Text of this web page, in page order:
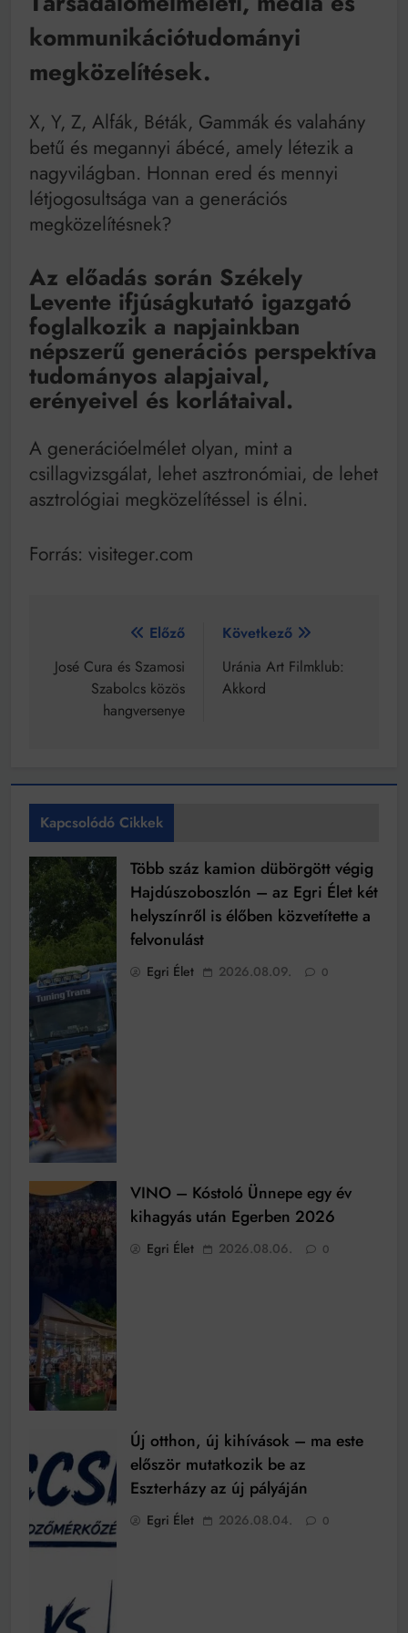
Mindenki a világot akarja uralni – de nem csak a 80-
Bitumenes lapostetők: a bevált technológia akkor
működik, ha jól van felújítva
kommunikációtudományi
megközelítések.
X, Y, Z, Alfák, Béták, Gammák és valahány
betű és megannyi ábécé, amely létezik a
nagyvilágban. Honnan ered és mennyi
létjogosultsága van a generációs
megközelítésnek?
Az előadás során Székely
Levente ifjúságkutató igazgató
foglalkozik a napjainkban
népszerű generációs perspektíva
tudományos alapjaival,
erényeivel és korlátaival.
A generációelmélet olyan, mint a
csillagvizsgálat, lehet asztronómiai, de lehet
asztrológiai megközelítéssel is élni.
Forrás: visiteger.com
Bejegyzés
navigáció
Előző
José Cura és Szamosi
Szabolcs közös
hangversenye
Következő
Uránia Art Filmklub:
Akkord
Kapcsolódó Cikkek
Több száz kamion dübörgött végig
Hajdúszoboszlón – az Egri Élet két
helyszínről is élőben közvetítette a
felvonulást
Egri Élet 2026.08.09. 0
VINO – Kóstoló Ünnepe egy év
kihagyás után Egerben 2026
Egri Élet 2026.08.06. 0
Új otthon, új kihívások – ma este
először mutatkozik be az
Eszterházy az új pályáján
Egri Élet 2026.08.04. 0